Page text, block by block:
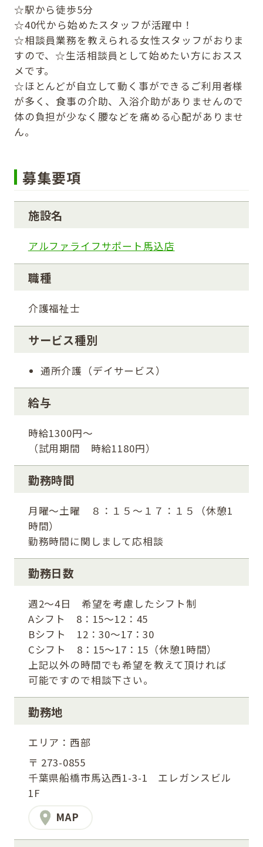
☆駅から徒歩5分
☆40代から始めたスタッフが活躍中！
☆相談員業務を教えられる女性スタッフがおりま
すので、☆生活相談員として始めたい方におスス
メです。
☆ほとんどが自立して動く事ができるご利用者様
が多く、食事の介助、入浴介助がありませんので
体の負担が少なく腰などを痛める心配がありませ
ん。
募集要項
施設名
アルファライフサポート馬込店
職種
介護福祉士
サービス種別
通所介護（デイサービス）
給与
時給1300円～
（試用期間 時給1180円）
勤務時間
月曜～土曜 ８：１５～１７：１５（休憩1
時間）
勤務時間に関しまして応相談
勤務日数
週2～4日 希望を考慮したシフト制
Aシフト 8：15～12：45
Bシフト 12：30～17：30
Cシフト 8：15～17：15（休憩1時間）
上記以外の時間でも希望を教えて頂ければ
可能ですので相談下さい。
勤務地
エリア：西部
〒 273-0855
千葉県船橋市馬込西1-3-1 エレガンスビル
1F
MAP